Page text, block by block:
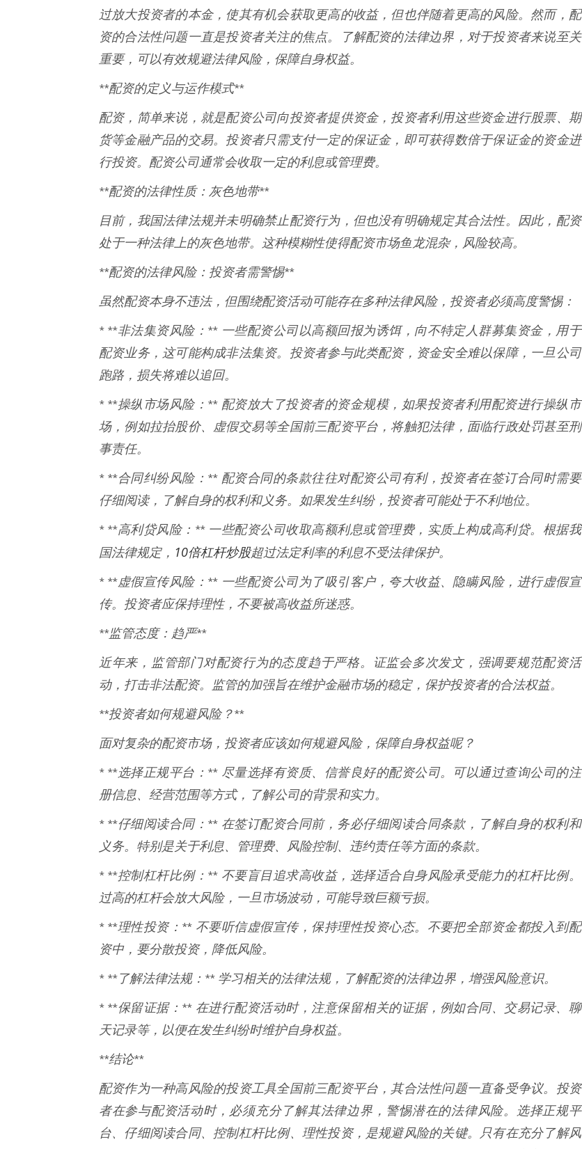
过放大投资者的本金，使其有机会获取更高的收益，但也伴随着更高的风险。然而，配
资的合法性问题一直是投资者关注的焦点。了解配资的法律边界，对于投资者来说至关
重要，可以有效规避法律风险，保障自身权益。
**配资的定义与运作模式**
配资，简单来说，就是配资公司向投资者提供资金，投资者利用这些资金进行股票、期
货等金融产品的交易。投资者只需支付一定的保证金，即可获得数倍于保证金的资金进
行投资。配资公司通常会收取一定的利息或管理费。
**配资的法律性质：灰色地带**
目前，我国法律法规并未明确禁止配资行为，但也没有明确规定其合法性。因此，配资
处于一种法律上的灰色地带。这种模糊性使得配资市场鱼龙混杂，风险较高。
**配资的法律风险：投资者需警惕**
虽然配资本身不违法，但围绕配资活动可能存在多种法律风险，投资者必须高度警惕：
* **非法集资风险：** 一些配资公司以高额回报为诱饵，向不特定人群募集资金，用于
配资业务，这可能构成非法集资。投资者参与此类配资，资金安全难以保障，一旦公司
跑路，损失将难以追回。
* **操纵市场风险：** 配资放大了投资者的资金规模，如果投资者利用配资进行操纵市
场，例如拉抬股价、虚假交易等全国前三配资平台，将触犯法律，面临行政处罚甚至刑
事责任。
* **合同纠纷风险：** 配资合同的条款往往对配资公司有利，投资者在签订合同时需要
仔细阅读，了解自身的权利和义务。如果发生纠纷，投资者可能处于不利地位。
* **高利贷风险：** 一些配资公司收取高额利息或管理费，实质上构成高利贷。根据我
国法律规定， 10倍杠杆炒股超过法定利率的利息不受法律保护。
* **虚假宣传风险：** 一些配资公司为了吸引客户，夸大收益、隐瞒风险，进行虚假宣
传。投资者应保持理性，不要被高收益所迷惑。
**监管态度：趋严**
近年来，监管部门对配资行为的态度趋于严格。证监会多次发文，强调要规范配资活
动，打击非法配资。监管的加强旨在维护金融市场的稳定，保护投资者的合法权益。
**投资者如何规避风险？**
面对复杂的配资市场，投资者应该如何规避风险，保障自身权益呢？
* **选择正规平台：** 尽量选择有资质、信誉良好的配资公司。可以通过查询公司的注
册信息、经营范围等方式，了解公司的背景和实力。
* **仔细阅读合同：** 在签订配资合同前，务必仔细阅读合同条款，了解自身的权利和
义务。特别是关于利息、管理费、风险控制、违约责任等方面的条款。
* **控制杠杆比例：** 不要盲目追求高收益，选择适合自身风险承受能力的杠杆比例。
过高的杠杆会放大风险，一旦市场波动，可能导致巨额亏损。
* **理性投资：** 不要听信虚假宣传，保持理性投资心态。不要把全部资金都投入到配
资中，要分散投资，降低风险。
* **了解法律法规：** 学习相关的法律法规，了解配资的法律边界，增强风险意识。
* **保留证据：** 在进行配资活动时，注意保留相关的证据，例如合同、交易记录、聊
天记录等，以便在发生纠纷时维护自身权益。
**结论**
配资作为一种高风险的投资工具全国前三配资平台，其合法性问题一直备受争议。投资
者在参与配资活动时，必须充分了解其法律边界，警惕潜在的法律风险。选择正规平
台、仔细阅读合同、控制杠杆比例、理性投资，是规避风险的关键。只有在充分了解风